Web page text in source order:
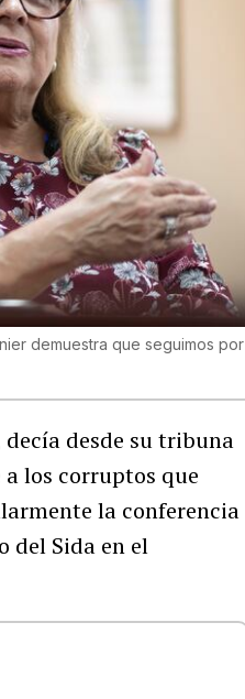
demuestra que seguimos por
desde su tribuna
a los corruptos que
la conferencia
del Sida en el